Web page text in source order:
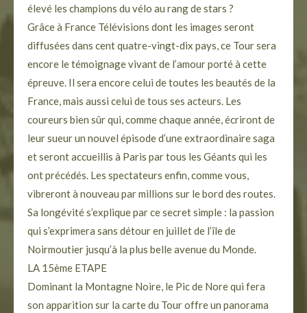
élevé les champions du vélo au rang de stars ?
Grâce à France Télévisions dont les images seront
diffusées dans cent quatre-vingt-dix pays, ce Tour sera
encore le témoignage vivant de l’amour porté à cette
épreuve. Il sera encore celui de toutes les beautés de la
France, mais aussi celui de tous ses acteurs. Les
coureurs bien sûr qui, comme chaque année, écriront de
leur sueur un nouvel épisode d’une extraordinaire saga
et seront accueillis à Paris par tous les Géants qui les
ont précédés. Les spectateurs enfin, comme vous,
vibreront à nouveau par millions sur le bord des routes.
Sa longévité s’explique par ce secret simple : la passion
qui s’exprimera sans détour en juillet de l’île de
Noirmoutier jusqu’à la plus belle avenue du Monde.
LA 15ème ETAPE
Dominant la Montagne Noire, le Pic de Nore qui fera
son apparition sur la carte du Tour offre un panorama